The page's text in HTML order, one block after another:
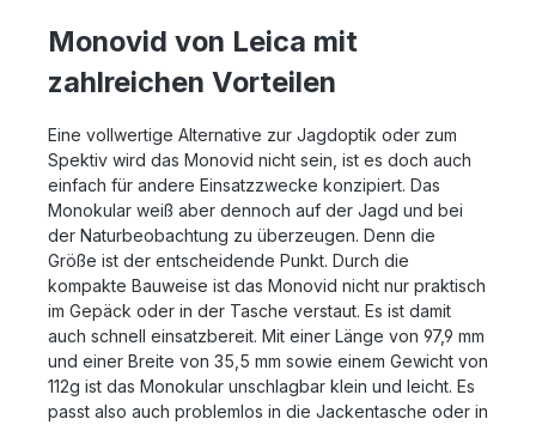
Monovid von Leica mit
zahlreichen Vorteilen
Eine vollwertige Alternative zur Jagdoptik oder zum
Spektiv wird das Monovid nicht sein, ist es doch auch
einfach für andere Einsatzzwecke konzipiert. Das
Monokular weiß aber dennoch auf der Jagd und bei
der Naturbeobachtung zu überzeugen. Denn die
Größe ist der entscheidende Punkt. Durch die
kompakte Bauweise ist das Monovid nicht nur praktisch
im Gepäck oder in der Tasche verstaut. Es ist damit
auch schnell einsatzbereit. Mit einer Länge von 97,9 mm
und einer Breite von 35,5 mm sowie einem Gewicht von
112g ist das Monokular unschlagbar klein und leicht. Es
passt also auch problemlos in die Jackentasche oder in